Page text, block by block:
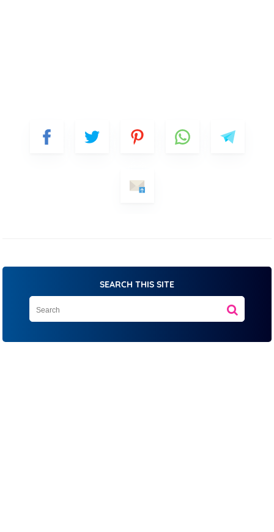
SEARCH THIS SITE